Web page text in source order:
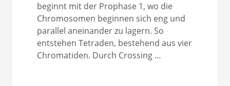
beginnt mit der Prophase 1, wo die
Chromosomen beginnen sich eng und
parallel aneinander zu lagern. So
entstehen Tetraden, bestehend aus vier
Chromatiden. Durch Crossing …